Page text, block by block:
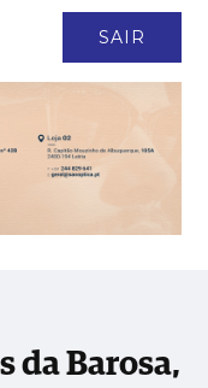
SAIR
vandalizado
da Barosa,